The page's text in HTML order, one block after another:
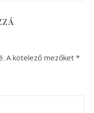
A kötelező mezőket *